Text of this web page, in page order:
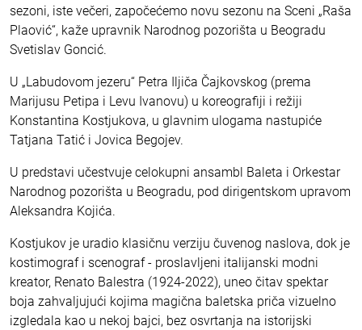
sezoni, iste večeri, započećemo novu sezonu na Sceni „Raša
Plaović“, kaže upravnik Narodnog pozorišta u Beogradu
Svetislav Goncić.
U „Labudovom jezeru“ Petra Iljiča Čajkovskog (prema
Marijusu Petipa i Levu Ivanovu) u koreografiji i režiji
Konstantina Kostjukova, u glavnim ulogama nastupiće
Tatjana Tatić i Jovica Begojev.
U predstavi učestvuje celokupni ansambl Baleta i Orkestar
Narodnog pozorišta u Beogradu, pod dirigentskom upravom
Aleksandra Kojića.
Kostjukov je uradio klasičnu verziju čuvenog naslova, dok je
kostimograf i scenograf - proslavljeni italijanski modni
kreator, Renato Balestra (1924-2022), uneo čitav spektar
boja zahvaljujući kojima magična baletska priča vizuelno
izgledala kao u nekoj bajci, bez osvrtanja na istorijski